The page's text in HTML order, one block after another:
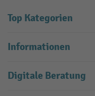
Top Kategorien
Informationen
Digitale Beratung